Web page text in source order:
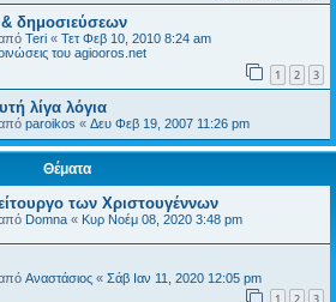
& δημοσιεύσεων
Teri « Τετ Φεβ 10, 2010 8:24 am
του agiooros.net
1 2 3
λίγα λόγια
paroikos « Δευ Φεβ 19, 2007 11:26 pm
Θέματα
των Χριστουγέννων
Domna « Κυρ Νοέμ 08, 2020 3:48 pm
Αναστάσιος « Σάβ Ιαν 11, 2020 12:05 pm